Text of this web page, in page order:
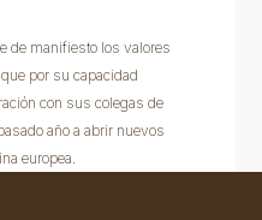
de manifiesto los valores
por su capacidad
con sus colegas de
año a abrir nuevos
europea.